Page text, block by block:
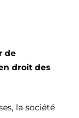
de
droit des
la société